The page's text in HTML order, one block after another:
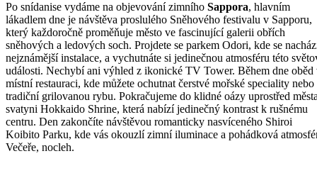
Po snídanise vydáme na objevování zimního Sappora, hlavním
lákadlem dne je návštěva proslulého Sněhového festivalu v Sapporu,
který každoročně proměňuje město ve fascinující galerii obřích
sněhových a ledových soch. Projdete se parkem Odori, kde se
nejznámější instalace, a vychutnáte si jedinečnou atmosféru této
události. Nechybí ani výhled z ikonické TV Tower. Během dne oběd
místní restauraci, kde můžete ochutnat čerstvé mořské speciality nebo
tradiční grilovanou rybu. Pokračujeme do klidné oázy uprostřed
svatyni Hokkaido Shrine, která nabízí jedinečný kontrast k rušnému
centru. Den zakončíte návštěvou romanticky nasvíceného Shiroi
Koibito Parku, kde vás okouzlí zimní iluminace a pohádková
Večeře, nocleh.